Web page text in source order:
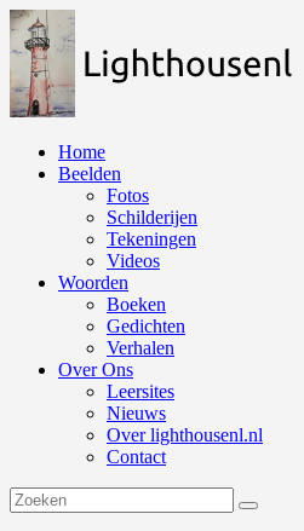
Naar
de
inhoud
springen
Home
Beelden
Fotos
Schilderijen
Tekeningen
Videos
Woorden
Boeken
Gedichten
Verhalen
Over Ons
Leersites
Nieuws
Over lighthousenl.nl
Contact